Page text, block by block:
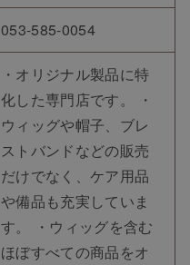
053-585-0054
・オリジナル製品に特
化した専門店です。 ・
ウィッグや帽子、ブレ
ストバンドなどの販売
だけでなく、ケア用品
や備品も充実していま
す。 ・ウィッグを含む
ほぼすべての商品をオ